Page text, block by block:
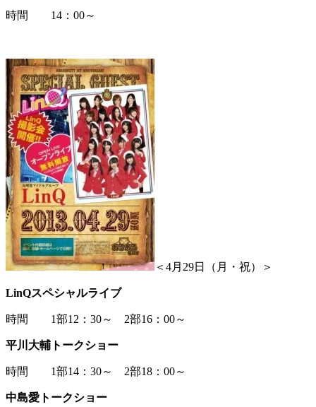
時間 14：00～
＜4月29日（月・祝）＞
LinQスペシャルライブ
時間 1部12：30～ 2部16：00～
平川大輔トークショー
時間 1部14：30～ 2部18：00～
中島愛トークショー